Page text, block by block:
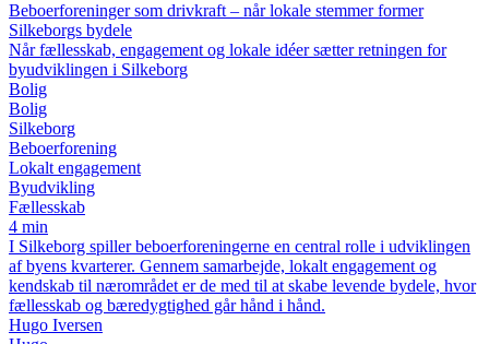
Beboerforeninger som drivkraft – når lokale stemmer former
Silkeborgs bydele
Når fællesskab, engagement og lokale idéer sætter retningen for
byudviklingen i Silkeborg
Bolig
Bolig
Silkeborg
Beboerforening
Lokalt engagement
Byudvikling
Fællesskab
4 min
I Silkeborg spiller beboerforeningerne en central rolle i udviklingen
af byens kvarterer. Gennem samarbejde, lokalt engagement og
kendskab til nærområdet er de med til at skabe levende bydele, hvor
fællesskab og bæredygtighed går hånd i hånd.
Hugo Iversen